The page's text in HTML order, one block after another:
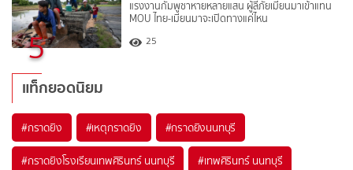
5
แรงงานกัมพูชาหายหลายแสน ผู้ลี้ภัยเมียนมาเข้าแทน
MOU ไทย-เมียนมาจะเปิดทางแค่ไหน
25
แท็กยอดนิยม
#กราดยิง #เหตุกราดยิง #กราดยิงนนทบุรี
#กราดยิงโรงเรียนเทพศิรินทร์ นนทบุรี #เทพศิรินทร์ นนทบุรี